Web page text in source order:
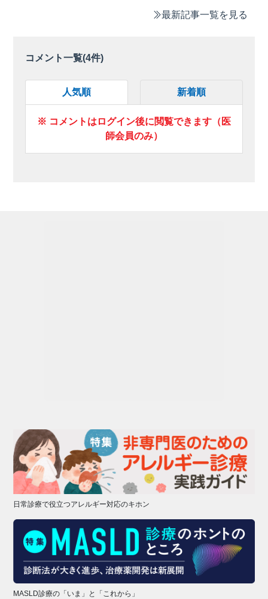
最新記事一覧を見る
コメント一覧(4件)
人気順 新着順
※ コメントはログイン後に閲覧できます（医
師会員のみ）
日常診療で役立つアレルギー対応のキホン
MASLD診療の「いま」と「これから」